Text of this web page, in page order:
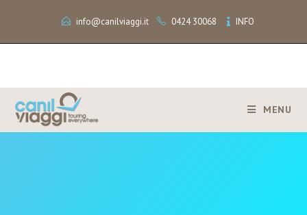
info@canilviaggi.it 0424 30068 INFO
MENU